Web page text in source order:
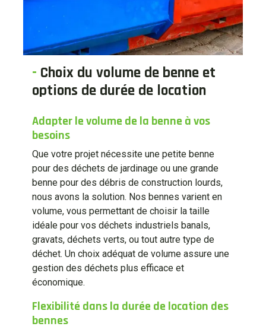
- Choix du volume de benne et
options de durée de location
Adapter le volume de la benne à vos
besoins
Que votre projet nécessite une petite benne
pour des déchets de jardinage ou une grande
benne pour des débris de construction lourds,
nous avons la solution. Nos bennes varient en
volume, vous permettant de choisir la taille
idéale pour vos déchets industriels banals,
gravats, déchets verts, ou tout autre type de
déchet. Un choix adéquat de volume assure une
gestion des déchets plus efficace et
économique.
Flexibilité dans la durée de location des
bennes